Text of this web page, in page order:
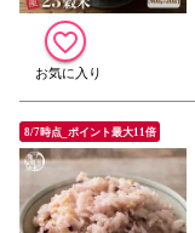
8/7時点_ポイント最大11倍